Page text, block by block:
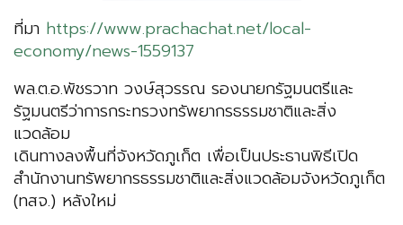
ที่มา https://www.prachachat.net/local-
economy/news-1559137
พล.ต.อ.พัชรวาท วงษ์สุวรรณ รองนายกรัฐมนตรีและ
รัฐมนตรีว่าการกระทรวงทรัพยากรธรรมชาติและสิ่ง
แวดล้อม
เดินทางลงพื้นที่จังหวัดภูเก็ต เพื่อเป็นประธานพิธีเปิด
สำนักงานทรัพยากรธรรมชาติและสิ่งแวดล้อมจังหวัดภูเก็ต
(ทสจ.) หลังใหม่